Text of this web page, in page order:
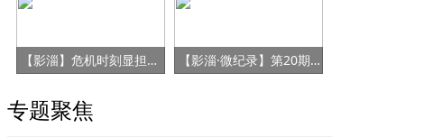
【影淄】危机时刻显担当 赤胆忠心保健康 【影淄·微纪录】第20期：战“疫”老将刘景春
专题聚焦